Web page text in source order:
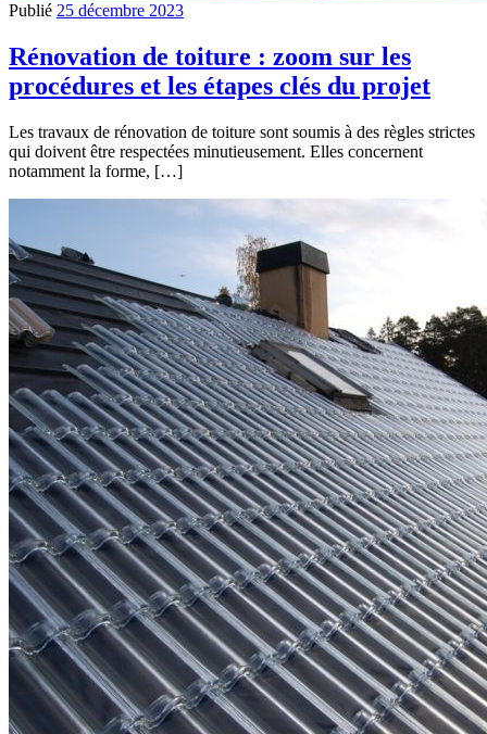
Publié 25 décembre 2023
Rénovation de toiture : zoom sur les
procédures et les étapes clés du projet
Les travaux de rénovation de toiture sont soumis à des règles strictes
qui doivent être respectées minutieusement. Elles concernent
notamment la forme, […]